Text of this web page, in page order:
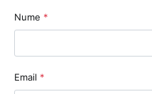
Nume *
Email *